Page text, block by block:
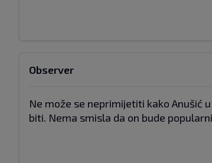
Observer
Ne može se neprimijetiti kako Anušić
biti. Nema smisla da on bude